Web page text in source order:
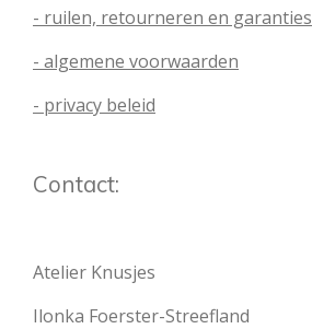
- ruilen, retourneren en garanties
- algemene voorwaarden
- privacy beleid
Contact:
Atelier Knusjes
Ilonka Foerster-Streefland